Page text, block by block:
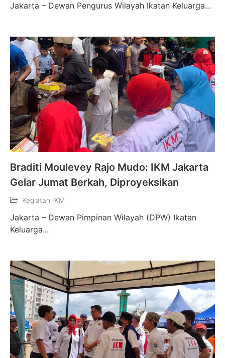
Jakarta – Dewan Pengurus Wilayah Ikatan Keluarga...
Braditi Moulevey Rajo Mudo: IKM Jakarta
Gelar Jumat Berkah, Diproyeksikan
Kegiatan IKM
Jakarta – Dewan Pimpinan Wilayah (DPW) Ikatan
Keluarga...